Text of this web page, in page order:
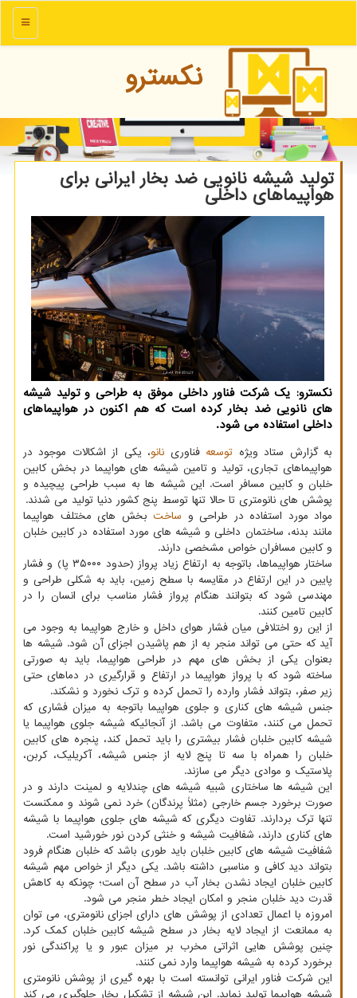
منو
نكسترو
تولید شیشه نانویی ضد بخار ایرانی برای
هواپیماهای داخلی
نکسترو: یک شرکت فناور داخلی موفق به طراحی و تولید شیشه
های نانویی ضد بخار کرده است که هم اکنون در هواپیماهای
داخلی استفاده می شود.
به گزارش ستاد ویژه توسعه فناوری نانو، یکی از اشکالات موجود در
هواپیماهای تجاری، تولید و تامین شیشه های هواپیما در بخش کابین
خلبان و کابین مسافر است. این شیشه ها به سبب طراحی پیچیده و
پوشش های نانومتری تا حالا تنها توسط پنج کشور دنیا تولید می شدند.
مواد مورد استفاده در طراحی و ساخت بخش های مختلف هواپیما
مانند بدنه، ساختمان داخلی و شیشه های مورد استفاده در کابین خلبان
و کابین مسافران خواص مشخصی دارند.
ساختار هواپیماها، باتوجه به ارتفاع زیاد پرواز (حدود ۳۵۰۰۰ پا) و فشار
پایین در این ارتفاع در مقایسه با سطح زمین، باید به شکلی طراحی و
مهندسی شود که بتوانند هنگام پرواز فشار مناسب برای انسان را در
کابین تامین کنند.
از این رو اختلافی میان فشار هوای داخل و خارج هواپیما به وجود می
آید که حتی می تواند منجر به از هم پاشیدن اجزای آن شود. شیشه ها
بعنوان یکی از بخش های مهم در طراحی هواپیما، باید به صورتی
ساخته شود که با پرواز هواپیما در ارتفاع و قرارگیری در دماهای حتی
زیر صفر، بتواند فشار وارده را تحمل کرده و ترک نخورد و نشکند.
جنس شیشه های کناری و جلوی هواپیما باتوجه به میزان فشاری که
تحمل می کنند، متفاوت می باشد. از آنجائیکه شیشه جلوی هواپیما یا
شیشه کابین خلبان فشار بیشتری را باید تحمل کند، پنجره های کابین
خلبان را همراه با سه تا پنج لایه از جنس شیشه، آکریلیک، کربن،
پلاستیک و موادی دیگر می سازند.
این شیشه ها ساختاری شبیه شیشه های چندلایه و لمینت دارند و در
صورت برخورد جسم خارجی (مثلاً پرندگان) خرد نمی شوند و ممکنست
تنها ترک بردارند. تفاوت دیگری که شیشه های جلوی هواپیما با شیشه
های کناری دارند، شفافیت شیشه و خنثی کردن نور خورشید است.
شفافیت شیشه های کابین خلبان باید طوری باشد که خلبان هنگام فرود
بتواند دید کافی و مناسبی داشته باشد. یکی دیگر از خواص مهم شیشه
کابین خلبان ایجاد نشدن بخار آب در سطح آن است؛ چونکه به کاهش
قدرت دید خلبان منجر و امکان ایجاد خطر منجر می شود.
امروزه با اعمال تعدادی از پوشش های دارای اجزای نانومتری، می توان
به ممانعت از ایجاد لایه بخار در سطح شیشه کابین خلبان کمک کرد.
چنین پوشش هایی اثراتی مخرب بر میزان عبور و یا پراکندگی نور
برخورد کرده به شیشه هواپیما وارد نمی کنند.
این شرکت فناور ایرانی توانسته است با بهره گیری از پوشش نانومتری
شیشه هواپیما تولید نماید. این شیشه از تشکیل بخار جلوگیری می کند